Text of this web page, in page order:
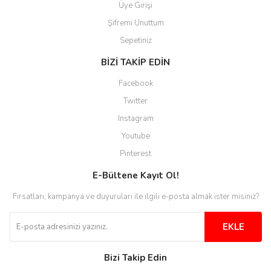
derecede beğendim
Üye Girişi
Şifremi Unuttum
Sepetiniz
BİZİ TAKİP EDİN
Facebook
Twitter
Instagram
Youtube
Pinterest
E-Bültene Kayıt Ol!
Fırsatları, kampanya ve duyuruları ile ilgili e-posta almak ister misiniz?
EKLE
Bizi Takip Edin